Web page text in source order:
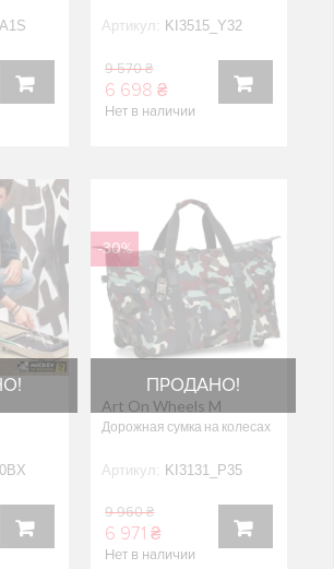
Артикул: KI3515_Y32
9 570 ₴
6 698 ₴
Нет в наличии
ПРОДАНО!
-30%
Art On Wheels M
Дорожная сумка на колесах
Артикул: KI3131_P35
9 960 ₴
6 971 ₴
Нет в наличии